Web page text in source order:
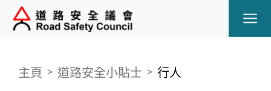
主頁 道路安全小貼士 行人